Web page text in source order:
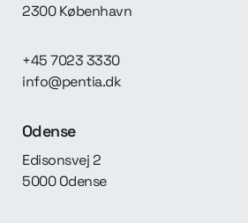
2300 København
Odense
Edisonsvej 2
5000 Odense
+45 7023 3330
info@pentia.dk